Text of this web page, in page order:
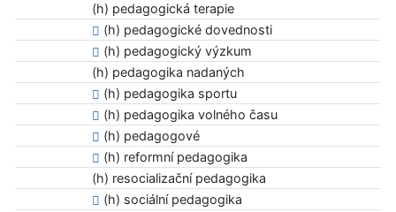
(h) pedagogická terapie
(h) pedagogické dovednosti
(h) pedagogický výzkum
(h) pedagogika nadaných
(h) pedagogika sportu
(h) pedagogika volného času
(h) pedagogové
(h) reformní pedagogika
(h) resocializační pedagogika
(h) sociální pedagogika